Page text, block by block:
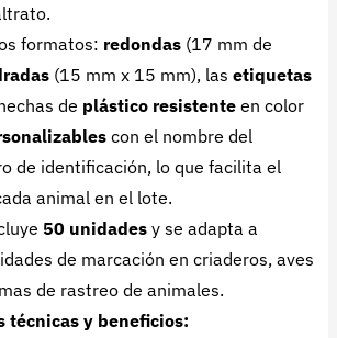
formatos: redondas (17 mm de
(15 mm x 15 mm), las etiquetas
de plástico resistente en color
con el nombre del
de identificación, lo que facilita el
animal en el lote.
50 unidades y se adapta a
de marcación en criaderos, aves
de rastreo de animales.
técnicas y beneficios: